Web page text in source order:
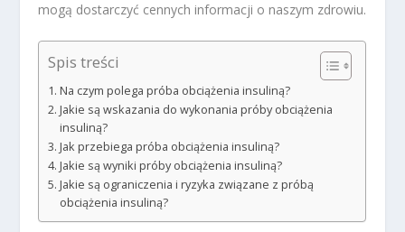
mogą dostarczyć cennych informacji o naszym zdrowiu.
Spis treści
Na czym polega próba obciążenia insuliną?
Jakie są wskazania do wykonania próby obciążenia
insuliną?
Jak przebiega próba obciążenia insuliną?
Jakie są wyniki próby obciążenia insuliną?
Jakie są ograniczenia i ryzyka związane z próbą
obciążenia insuliną?